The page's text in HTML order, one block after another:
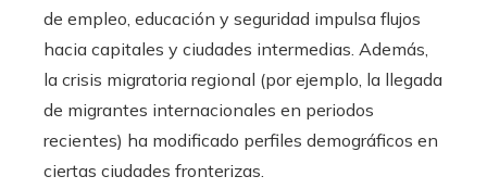
de empleo, educación y seguridad impulsa flujos
hacia capitales y ciudades intermedias. Además,
la crisis migratoria regional (por ejemplo, la llegada
de migrantes internacionales en periodos
recientes) ha modificado perfiles demográficos en
ciertas ciudades fronterizas.